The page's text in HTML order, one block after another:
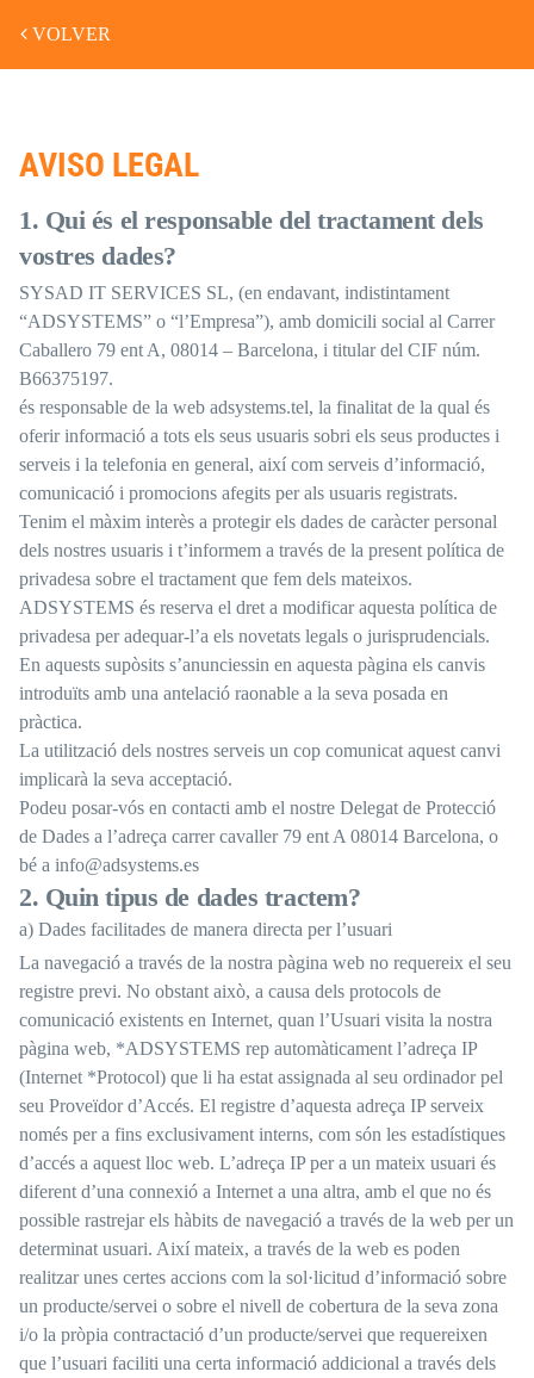
VOLVER
AVISO LEGAL
1. Qui és el responsable del tractament dels
vostres dades?
SYSAD IT SERVICES SL, (en endavant, indistintament
“ADSYSTEMS” o “l’Empresa”), amb domicili social al Carrer
Caballero 79 ent A, 08014 – Barcelona, i titular del CIF núm.
B66375197.
és responsable de la web adsystems.tel, la finalitat de la qual és
oferir informació a tots els seus usuaris sobri els seus productes i
serveis i la telefonia en general, així com serveis d’informació,
comunicació i promocions afegits per als usuaris registrats.
Tenim el màxim interès a protegir els dades de caràcter personal
dels nostres usuaris i t’informem a través de la present política de
privadesa sobre el tractament que fem dels mateixos.
ADSYSTEMS és reserva el dret a modificar aquesta política de
privadesa per adequar-l’a els novetats legals o jurisprudencials.
En aquests supòsits s’anunciessin en aquesta pàgina els canvis
introduïts amb una antelació raonable a la seva posada en
pràctica.
La utilització dels nostres serveis un cop comunicat aquest canvi
implicarà la seva acceptació.
Podeu posar-vós en contacti amb el nostre Delegat de Protecció
de Dades a l’adreça carrer cavaller 79 ent A 08014 Barcelona, o
bé a info@adsystems.es
2. Quin tipus de dades tractem?
a) Dades facilitades de manera directa per l’usuari
La navegació a través de la nostra pàgina web no requereix el seu
registre previ. No obstant això, a causa dels protocols de
comunicació existents en Internet, quan l’Usuari visita la nostra
pàgina web, *ADSYSTEMS rep automàticament l’adreça IP
(Internet *Protocol) que li ha estat assignada al seu ordinador pel
seu Proveïdor d’Accés. El registre d’aquesta adreça IP serveix
només per a fins exclusivament interns, com són les estadístiques
d’accés a aquest lloc web. L’adreça IP per a un mateix usuari és
diferent d’una connexió a Internet a una altra, amb el que no és
possible rastrejar els hàbits de navegació a través de la web per un
determinat usuari. Així mateix, a través de la web es poden
realitzar unes certes accions com la sol·licitud d’informació sobre
un producte/servei o sobre el nivell de cobertura de la seva zona
i/o la pròpia contractació d’un producte/servei que requereixen
que l’usuari faciliti una certa informació addicional a través dels